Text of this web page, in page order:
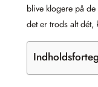
blive klogere på
det er trods alt